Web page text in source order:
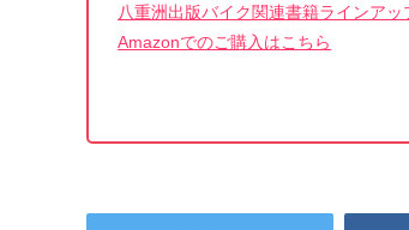
八重洲出版バイク関連書籍ラインアッ
Amazonでのご購入はこちら